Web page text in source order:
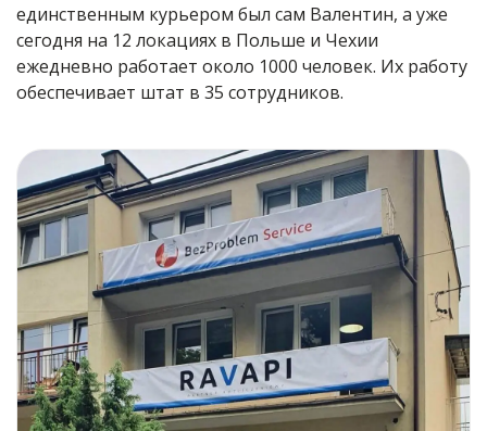
единственным курьером был сам Валентин, а уже
сегодня на 12 локациях в Польше и Чехии
ежедневно работает около 1000 человек. Их работу
обеспечивает штат в 35 сотрудников.